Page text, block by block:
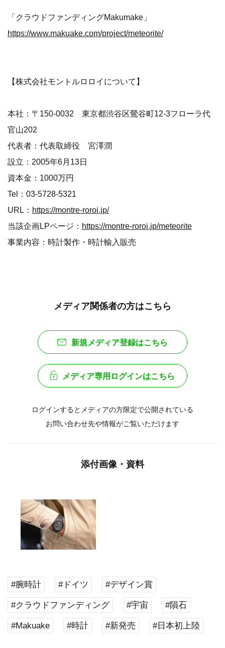
「クラウドファンディングMakumake」
https://www.makuake.com/project/meteorite/
【株式会社モントルロロイについて】
本社：〒150-0032 東京都渋谷区鶯谷町12-3フローラ代
官山202
代表者：代表取締役 宮澤潤
設立：2005年6月13日
資本金：1000万円
Tel：03-5728-5321
URL： https://montre-roroi.jp/
当該企画LPページ： https://montre-roroi.jp/meteorite
事業内容：時計製作・時計輸入販売
メディア関係者の方はこちら
新規メディア登録はこちら
メディア専用ログインはこちら
ログインするとメディアの方限定で公開されている
お問い合わせ先や情報がご覧いただけます
添付画像・資料
#腕時計 #ドイツ #デザイン賞
#クラウドファンディング #宇宙 #隕石
#Makuake #時計 #新発売 #日本初上陸